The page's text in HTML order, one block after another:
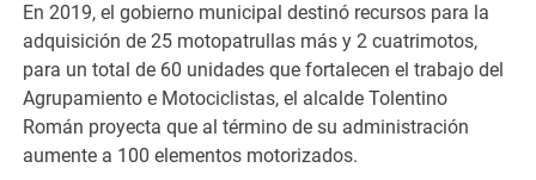
En 2019, el gobierno municipal destinó recursos para la
adquisición de 25 motopatrullas más y 2 cuatrimotos,
para un total de 60 unidades que fortalecen el trabajo del
Agrupamiento e Motociclistas, el alcalde Tolentino
Román proyecta que al término de su administración
aumente a 100 elementos motorizados. ​